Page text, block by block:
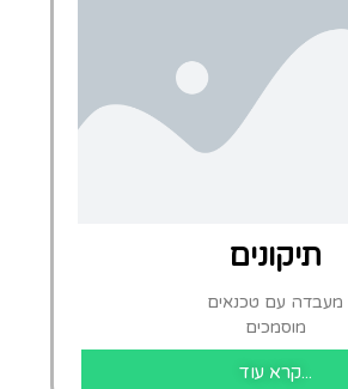
תיקונים
מעבדה עם טכנאים
מוסמכים
קרא עוד...